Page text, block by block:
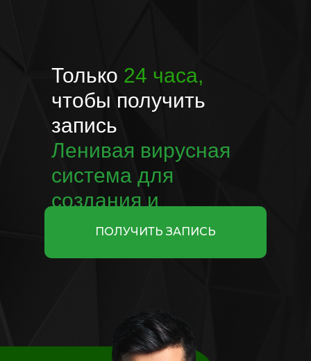
Только 24 часа,
чтобы получить
запись
Ленивая вирусная
система для
создания и
монетизации блога
ПОЛУЧИТЬ ЗАПИСЬ